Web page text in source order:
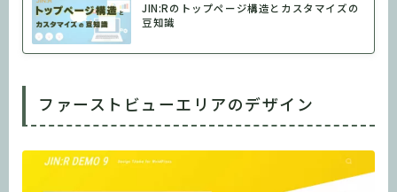
JIN:Rのトップページ構造とカスタマイズの
豆知識
ファーストビューエリアのデザイン